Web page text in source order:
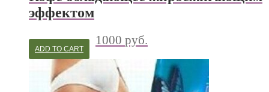
эффектом
1000 руб.
ADD TO CART